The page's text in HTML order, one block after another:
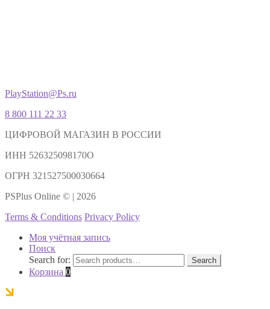
PlayStation@Ps.ru
8 800 111 22 33
ЦИФРОВОЙ МАГАЗИН В РОССИИ
ИНН 526325098170О
ОГРН 321527500030664
PSPlus Online © | 2026
Terms & Conditions Privacy Policy
Моя учётная запись
Поиск
Search for:
Search
Корзина 0